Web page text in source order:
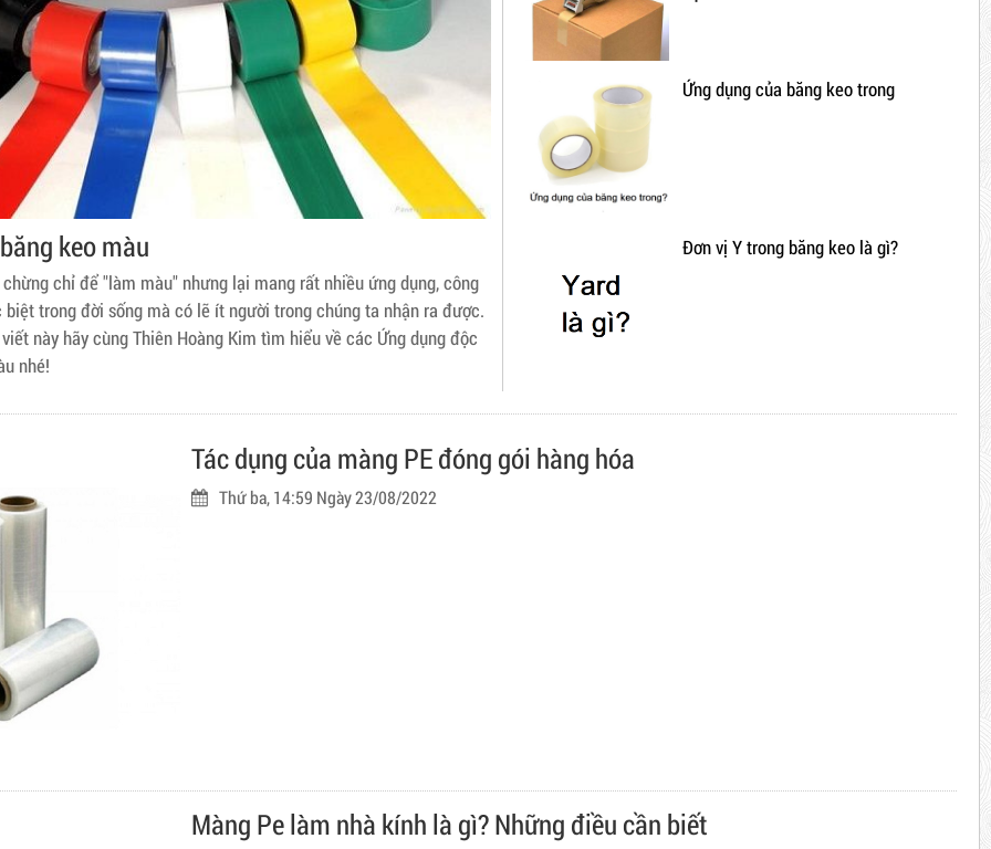
keo màu
chỉ để "làm màu" nhưng lại mang rất nhiều ứng dụng, công
biệt trong đời sống mà có lẽ ít người trong chúng ta nhận ra được.
này hãy cùng Thiên Hoàng Kim tìm hiểu về các Ứng dụng độc
nhé!
Ứng dụng của băng keo trong
Đơn vị Y trong băng keo là gì?
Tác dụng của màng PE đóng gói hàng hóa
Thứ ba, 14:59 Ngày 23/08/2022
Màng Pe làm nhà kính là gì? Những điều cần biết